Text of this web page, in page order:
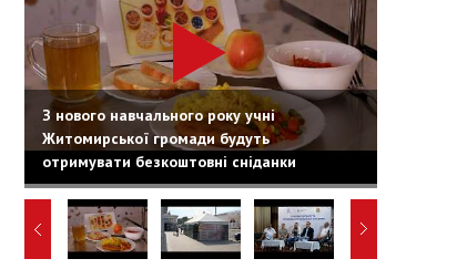
З нового навчального року учні
Житомирської громади будуть
отримувати безкоштовні сніданки